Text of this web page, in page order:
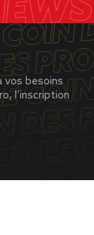
vos besoins
l’inscription